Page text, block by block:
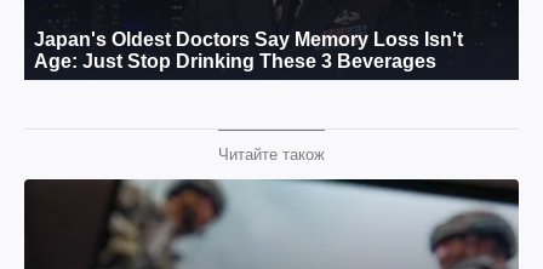
Читайте також